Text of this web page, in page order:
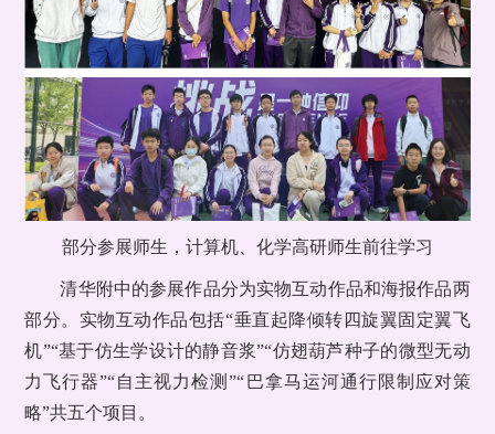
部分参展师生，计算机、化学高研师生前往学习
清华附中的参展作品分为实物互动作品和海报作品两
部分。实物互动作品包括“垂直起降倾转四旋翼固定翼飞
机”“基于仿生学设计的静音浆”“仿翅葫芦种子的微型无动
力飞行器”“自主视力检测”“巴拿马运河通行限制应对策
略”共五个项目。